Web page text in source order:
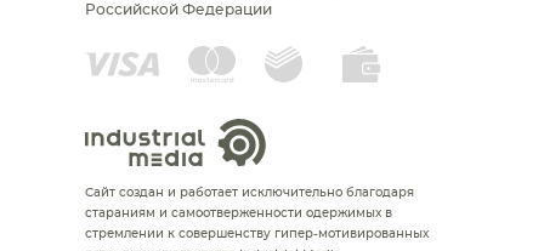
Российской Федерации
Сайт создан и работает исключительно благодаря
стараниям и самоотверженности одержимых в
стремлении к совершенству гипер-мотивированных